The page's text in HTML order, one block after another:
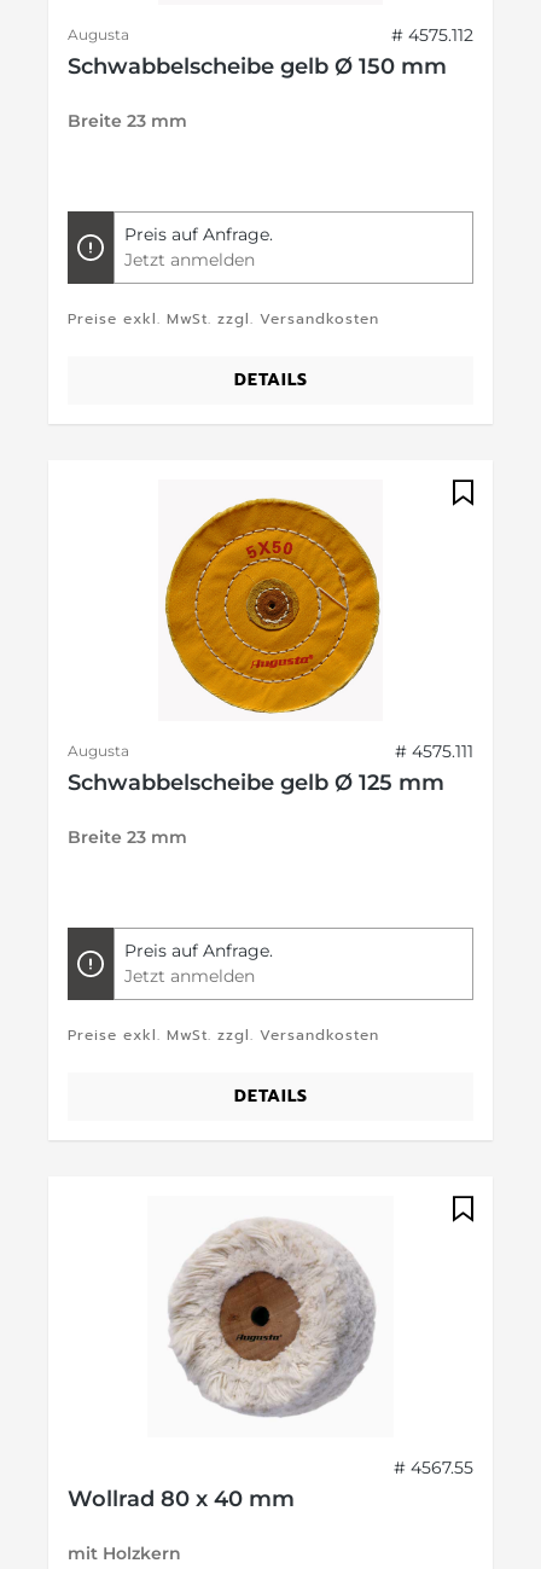
Augusta # 4575.112
Schwabbelscheibe gelb Ø 150 mm
Breite 23 mm
Preis auf Anfrage.
Jetzt anmelden
Preise exkl. MwSt. zzgl. Versandkosten
DETAILS
Augusta # 4575.111
Schwabbelscheibe gelb Ø 125 mm
Breite 23 mm
Preis auf Anfrage.
Jetzt anmelden
Preise exkl. MwSt. zzgl. Versandkosten
DETAILS
# 4567.55
Wollrad 80 x 40 mm
mit Holzkern